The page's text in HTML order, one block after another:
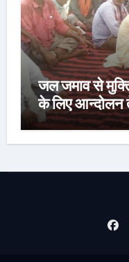
जल जमाव से
के लिए आन्दोलन